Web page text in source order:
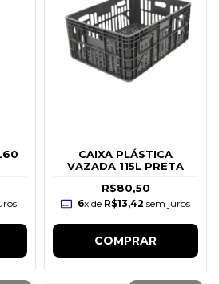
CAIXA PLÁSTICA
VAZADA 115L PRETA
R$80,50
6x de R$13,42 sem juros
COMPRAR